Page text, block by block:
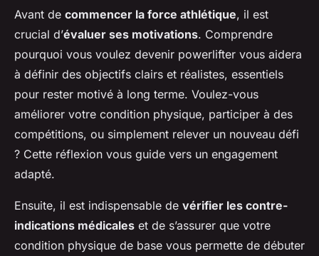
Avant de commencer la force athlétique, il est
crucial d’évaluer ses motivations. Comprendre
pourquoi vous voulez devenir powerlifter vous aidera
à définir des objectifs clairs et réalistes, essentiels
pour rester motivé à long terme. Voulez-vous
améliorer votre condition physique, participer à des
compétitions, ou simplement relever un nouveau défi
? Cette réflexion vous guide vers un engagement
adapté.
Ensuite, il est indispensable de vérifier les contre-
indications médicales et de s’assurer que votre
condition physique de base vous permette de débuter